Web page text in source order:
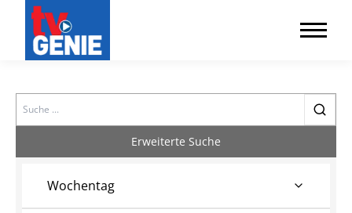
Search
Erweiterte Suche
Wochentag